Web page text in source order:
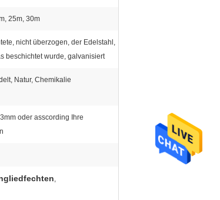
25m, 30m
nicht überzogen, der Edelstahl,
beschichtet wurde, galvanisiert
Natur, Chemikalie
oder asscording Ihre
,